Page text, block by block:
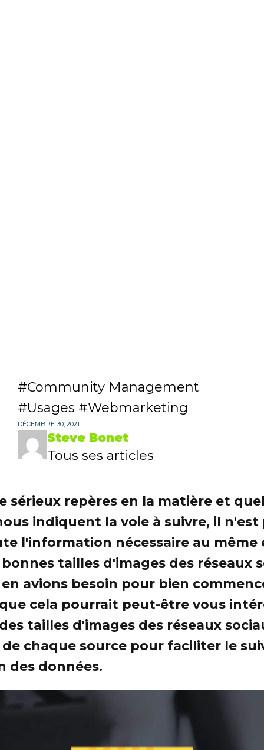
Community Management
Usages
Webmarketing
DÉCEMBRE 30, 2021
Steve Bonet
Tous ses articles
sérieux repères en la matière et
indiquent la voie à suivre, il n'est
l'information nécessaire au
tailles d'images des réseaux
avions besoin pour bien
cela pourrait peut-être vous
tailles d'images des réseaux
de chaque source pour faciliter le
des données.